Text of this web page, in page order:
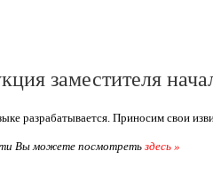
заместителя
разрабатывается. Приносим свои
Вы можете посмотретьздесь »